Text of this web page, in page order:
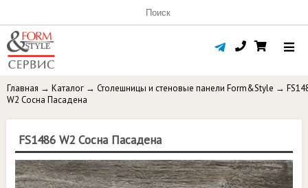
Главная → Каталог → Столешницы и стеновые панели Form&Style →
W2 Сосна Пасадена
FS1486 W2 Сосна Пасадена